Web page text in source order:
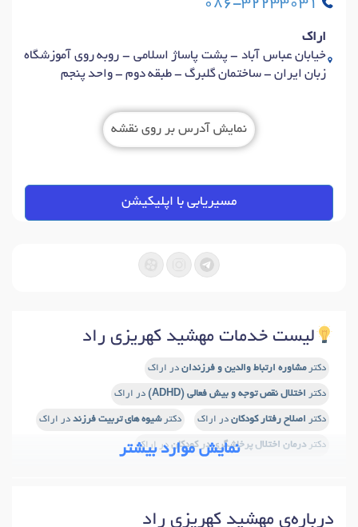
086-32233031
اراک
خیابان عباس آباد - پشت پاساژ اسلامی - روبه روی آموزشگاه
زبان ایران - ساختمان گلبرگ - طبقه دوم - واحد پنجم
نمایش آدرس بر روی نقشه
مسیریابی با اپلیکیشن
لیست خدمات مهشید کهریزی راد
دکترمشاوره ارتباط والدین و فرزندان در اراک
دکتر اختلال نقص توجه و بیش فعالی (ADHD) در اراک
دکتر اصلاح رفتار کودکان در اراک دکترشیوه های تربیت فرزند در اراک
دکتردرمان اختلال پرخاشگری در کودکان در اراک
نمایش موارد بیشتر
درباره‌ی مهشید کهریزی راد